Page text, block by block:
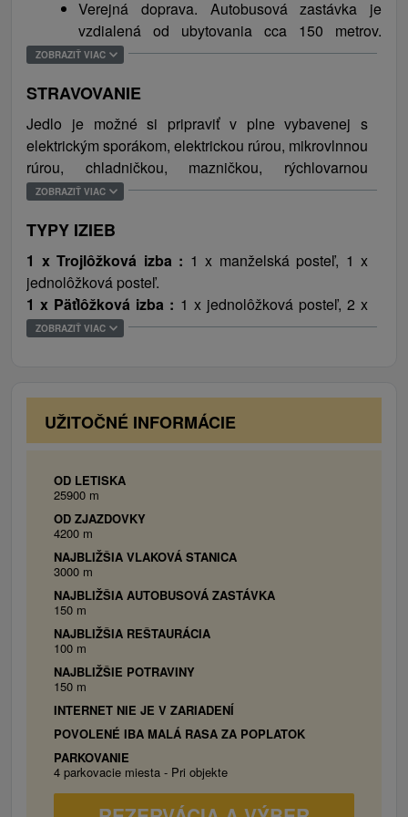
letnej sezóne návštevníkom možnosť kúpania,
člnkovania ako aj rybolovu. Za pozornosť stojí aj
prechádzka okolo priehrady a v jej okolí sa
odporúčame navštíviť. Za pozornosť stojí aj
Dobšinská ľadová jaskyňa a priamo v Dedinkách
nájdete jedinú sprístupnenú tiesňavu južnej strany
Slovenského raja, Zejmarskú roklinu, alebo v
neďalekej obci Stratená náučný chodník Stratenský
turistický chodník.
Verejná doprava. Autobusová zastávka je
vzdialená od ubytovania cca 150 metrov.
Zastávka vlakovej stanice sa nachádza 3000
ZOBRAZIŤ VIAC
STRAVOVANIE
Jedlo je možné si pripraviť v plne vybavenej s
elektrickým sporákom, elektrickou rúrou, mikrovlnnou
rúrou, chladničkou, mazničkou, rýchlovarnou
kanvicou a jedálenským posedením. Najbližšia
ZOBRAZIŤ VIAC
TYPY IZIEB
1 x Trojlôžková izba : 1 x manželská posteľ, 1 x
jednolôžková posteľ.
1 x Päťlôžková izba : 1 x jednolôžková posteľ, 2 x
poschodová posteľ.
ZOBRAZIŤ VIAC
UŽITOČNÉ INFORMÁCIE
OD LETISKA
25900 m
OD ZJAZDOVKY
4200 m
NAJBLIŽŠIA VLAKOVÁ STANICA
3000 m
NAJBLIŽŠIA AUTOBUSOVÁ ZASTÁVKA
150 m
NAJBLIŽŠIA REŠTAURÁCIA
100 m
NAJBLIŽŠIE POTRAVINY
150 m
INTERNET NIE JE V ZARIADENÍ
POVOLENÉ IBA MALÁ RASA ZA POPLATOK
PARKOVANIE
4 parkovacie miesta - Pri objekte